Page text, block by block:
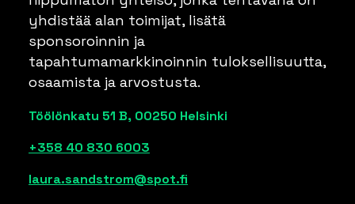
yhdistää alan toimijat, lisätä
sponsoroinnin ja
tapahtumamarkkinoinnin tuloksellisuutta,
osaamista ja arvostusta.
Töölönkatu 51 B, 00250 Helsinki
+358 40 830 6003
laura.sandstrom@spot.fi